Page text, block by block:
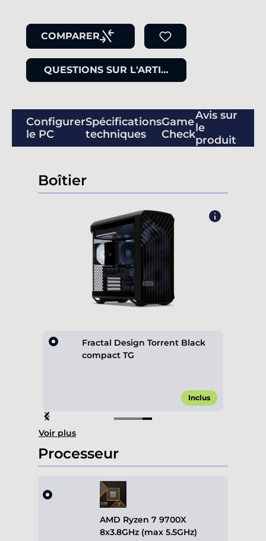
COMPARER
QUESTIONS SUR L'ARTICLE
Configurer
le PC
Spécifications
techniques
Game
Check
Avis sur
le
produit
Boîtier
Fractal Design Torrent Black
compact TG
Inclus
Item
4
of
4
Voir plus
Processeur
AMD Ryzen 7 9700X
8x3.8GHz (max 5.5GHz)